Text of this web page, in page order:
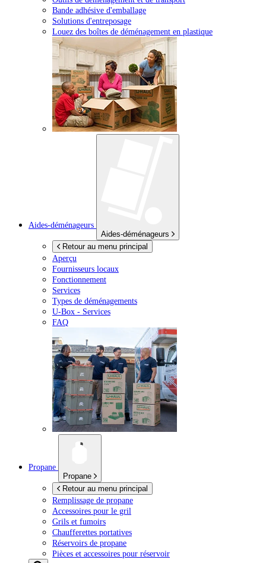
Bande adhésive d'emballage
Solutions d'entreposage
Louez des boîtes de déménagement en plastique
Aides-déménageurs
Aides-déménageurs
Retour au menu principal
Aperçu
Fournisseurs locaux
Fonctionnement
Services
Types de déménagements
U-Box - Services
FAQ
Propane
Propane
Retour au menu principal
Remplissage de propane
Accessoires pour le gril
Grils et fumoirs
Chaufferettes portatives
Réservoirs de propane
Pièces et accessoires pour réservoir